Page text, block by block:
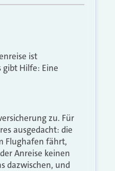
ist
gibt Hilfe: Eine
zu. Für
ausgedacht: die
Flughafen fährt,
Anreise keinen
dazwischen, und